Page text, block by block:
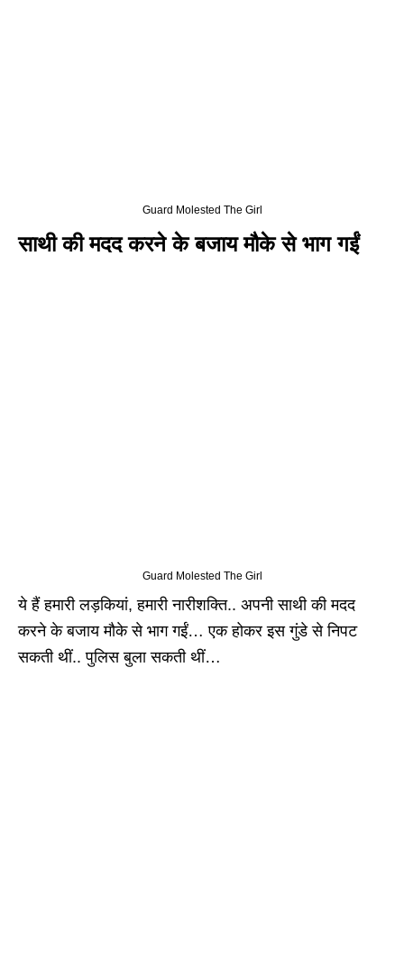
Guard Molested The Girl
साथी की मदद करने के बजाय मौके से भाग गईं
Guard Molested The Girl
ये हैं हमारी लड़कियां, हमारी नारीशक्ति.. अपनी साथी की मदद
करने के बजाय मौके से भाग गईं… एक होकर इस गुंडे से निपट
सकती थीं.. पुलिस बुला सकती थीं…